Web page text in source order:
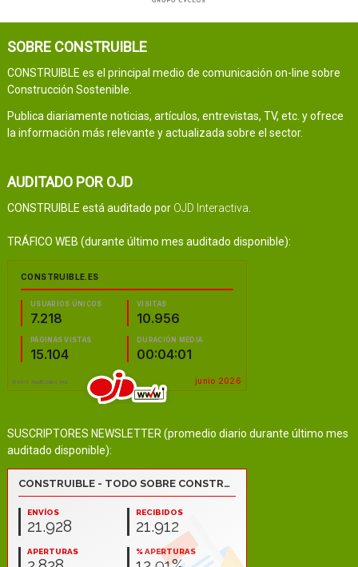
SOBRE CONSTRUIBLE
CONSTRUIBLE es el principal medio de comunicación on-line sobre
Construcción Sostenible.
Publica diariamente noticias, artículos, entrevistas, TV, etc. y ofrece
la información más relevante y actualizada sobre el sector.
AUDITADO POR OJD
CONSTRUIBLE está auditado por OJD Interactiva
TRÁFICO WEB (durante último mes auditado disponible):
SUSCRIPTORES NEWSLETTER (promedio diario durante último mes
auditado disponible):